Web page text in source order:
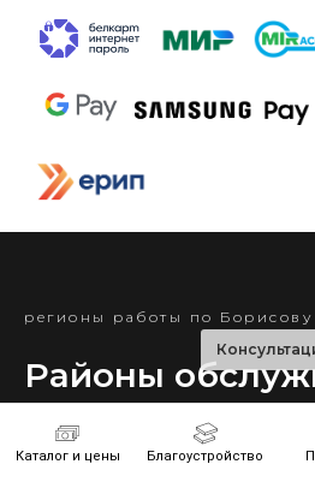
Каталог и цены Благоустройство
регионы работы по
Районы
Минск Березино